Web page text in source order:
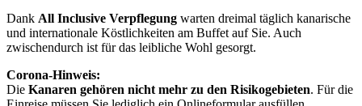
Dank All Inclusive Verpflegung warten dreimal täglich kanarische
und internationale Köstlichkeiten am Buffet auf Sie. Auch
zwischendurch ist für das leibliche Wohl gesorgt.
Corona-Hinweis:
Die Kanaren gehören nicht mehr zu den Risikogebieten. Für die